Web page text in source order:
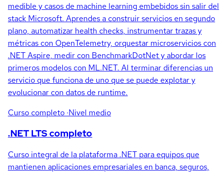
medible y casos de machine learning embebidos sin salir del
stack Microsoft. Aprendes a construir servicios en segundo
plano, automatizar health checks, instrumentar trazas y
métricas con OpenTelemetry, orquestar microservicios con
.NET Aspire, medir con BenchmarkDotNet y abordar los
primeros modelos con ML.NET. Al terminar diferencias un
servicio que funciona de uno que se puede explotar y
evolucionar con datos de runtime.
Curso completo ·Nivel medio
.NET LTS completo
Curso integral de la plataforma .NET para equipos que
mantienen aplicaciones empresariales en banca, seguros,